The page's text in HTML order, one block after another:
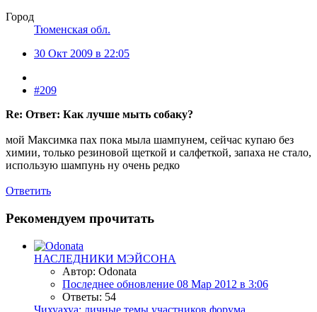
Город
Тюменская обл.
30 Окт 2009 в 22:05
#209
Re: Ответ: Как лучше мыть собаку?
мой Максимка пах пока мыла шампунем, сейчас купаю без
химии, только резиновой щеткой и салфеткой, запаха не стало,
использую шампунь ну очень редко
Ответить
Рекомендуем прочитать
НАСЛЕДНИКИ МЭЙСОНА
Автор: Odonata
Последнее обновление 08 Мар 2012 в 3:06
Ответы: 54
Чихуахуа: личные темы участников форума